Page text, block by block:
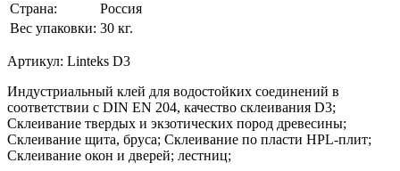
Страна:
Россия
Вес упаковки: 30 кг.
Артикул: Linteks D3
Индустриальный клей для водостойких соединений в
соответствии с DIN EN 204, качество склеивания D3;
Склеивание твердых и экзотических пород древесины;
Склеивание щита, бруса; Склеивание по пласти HPL-плит;
Склеивание окон и дверей; лестниц;